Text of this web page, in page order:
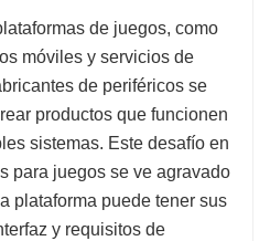
de juegos, como
móviles y servicios de
de periféricos se
productos que funcionen
sistemas. Este desafío en
para juegos se ve agravado
plataforma puede tener sus
y requisitos de